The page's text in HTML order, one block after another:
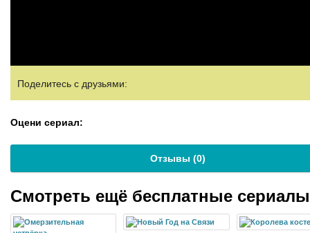
Поделитесь с друзьями:
Оцени сериал:
Отзывы (0)
Смотреть ещё бесплатные